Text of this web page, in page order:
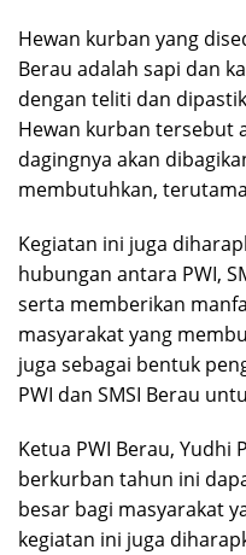
Hewan kurban yang
Berau adalah sapi dan
dengan teliti dan
Hewan kurban tersebut
dagingnya akan
membutuhkan,
Kegiatan ini juga
hubungan antara PWI,
serta memberikan
masyarakat yang
juga sebagai bentuk
PWI dan SMSI Berau
Ketua PWI Berau, Yudhi
berkurban tahun ini
besar bagi masyarakat
kegiatan ini juga